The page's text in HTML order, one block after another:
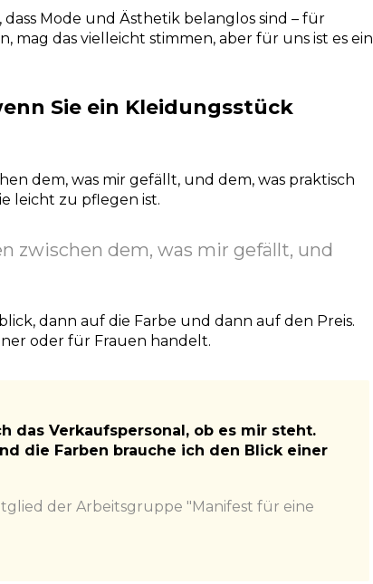
dass Mode und Ästhetik belanglos sind – für
mag das vielleicht stimmen, aber für uns ist es ein
Sie ein Kleidungsstück
dem, was mir gefällt, und dem, was praktisch
leicht zu pflegen ist.
zwischen dem, was mir gefällt, und
dann auf die Farbe und dann auf den Preis.
oder für Frauen handelt.
das Verkaufspersonal, ob es mir steht.
die Farben brauche ich den Blick einer
der Arbeitsgruppe "Manifest für eine